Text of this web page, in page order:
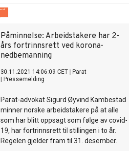
Påminnelse: Arbeidstakere har 2-
års fortrinnsrett ved korona-
nedbemanning
30.11.2021 14:06:09 CET
Parat
Pressemelding
Parat-advokat Sigurd Øyvind Kambestad
minner norske arbeidstakere på at alle
som har blitt oppsagt som følge av covid-
19, har fortrinnsrett til stillingen i to år.
Regelen gjelder fram til 31. desember.